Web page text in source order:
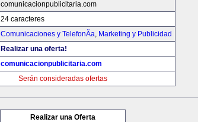
comunicacionpublicitaria.com
24 caracteres
Comunicaciones y TelefonÃ­a, Marketing y Publicidad
Realizar una oferta!
comunicacionpublicitaria.com
Serán consideradas ofertas
Realizar una Oferta